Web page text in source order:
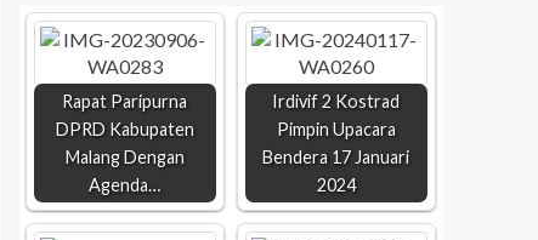
Rapat Paripurna
DPRD Kabupaten
Malang Dengan
Agenda…
Irdivif 2 Kostrad
Pimpin Upacara
Bendera 17 Januari
2024